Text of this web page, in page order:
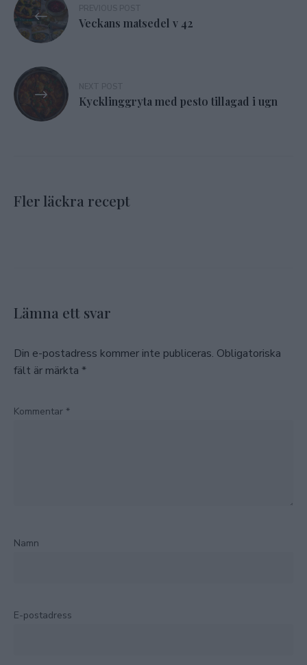
Veckans matsedel v 42
Kycklinggryta med pesto tillagad i ugn
Fler läckra recept
Lämna ett svar
Din e-postadress kommer inte publiceras. Obligatoriska
fält är märkta *
Kommentar *
Namn
E-postadress